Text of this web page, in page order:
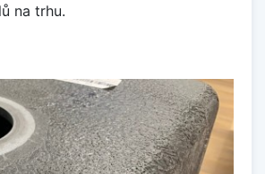
na trhu.